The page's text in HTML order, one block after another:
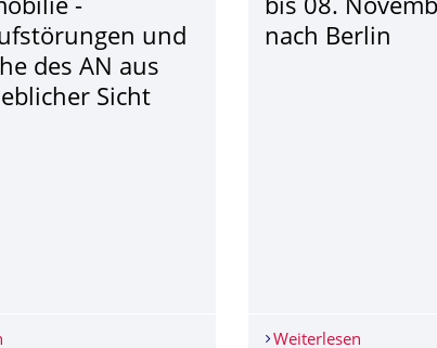
6. Industrieseminar zum Thema Beton-3D-Druck
-
und
des AN aus
Sicht
07.11.2024 - Forum Bau und Immobilie -
bis 08.
nach Berlin
Weiterlesen